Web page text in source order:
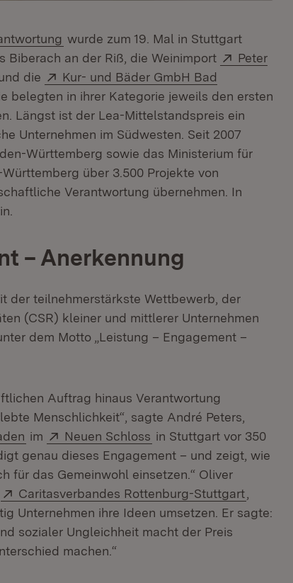
(Öffnet in neuem Fenster)
wurde zum 19. Mal in Stuttgart
in neuem Fenster)
Biberach an der Riß, die Weinimport Extern:
Peter
die Extern:
Kur- und Bäder GmbH Bad
belegten in ihrer Kategorie jeweils den ersten
Längst ist der Lea-Mittelstandspreis ein
Unternehmen im Südwesten. Seit 2007
in neuem Fenster)
Württemberg sowie das Ministerium für
über 3.500 Projekte von
Verantwortung übernehmen. In
– Anerkennung
der teilnehmerstärkste Wettbewerb, der
(CSR) kleiner und mittlerer Unternehmen
dem Motto „Leistung – Engagement –
Auftrag hinaus Verantwortung
Menschlichkeit“, sagte André Peters,
(Öffnet in neuem Fenster)
im Extern:
Neuen Schloss (Öffnet in neuem Fenster)
in Stuttgart vor 350
genau dieses Engagement – und zeigt, wie
für das Gemeinwohl einsetzen.“ Oliver
Extern:
Caritasverbandes Rottenburg-Stuttgart
Unternehmen ihre Ideen umsetzen. Er sagte:
sozialer Ungleichheit macht der Preis
machen.“